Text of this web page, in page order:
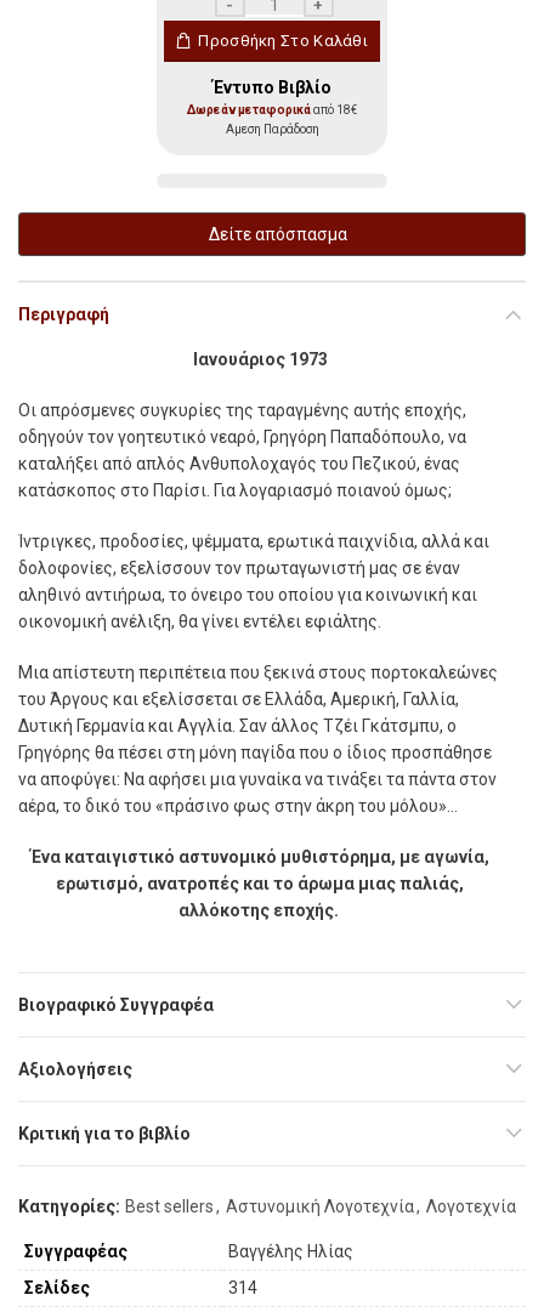
Προσθήκη Στο Καλάθι
Έντυπο Βιβλίο
Δωρεάν μεταφορικάαπό 18€
Αμεση Παράδοση
Δείτε απόσπασμα
Περιγραφή
Ιανουάριος 1973
Οι απρόσµενες συγκυρίες της ταραγµένης αυτής εποχής,
οδηγούν τον γοητευτικό νεαρό, Γρηγόρη Παπαδόπουλο, να
καταλήξει από απλός Ανθυπολοχαγός του Πεζικού, ένας
κατάσκοπος στο Παρίσι. Για λογαριασµό ποιανού όµως;
Ίντριγκες, προδοσίες, ψέµµατα, ερωτικά παιχνίδια, αλλά και
δολοφονίες, εξελίσσουν τον πρωταγωνιστή µας σε έναν
αληθινό αντιήρωα, το όνειρο του οποίου για κοινωνική και
οικονοµική ανέλιξη, θα γίνει εντέλει εφιάλτης.
Μια απίστευτη περιπέτεια που ξεκινά στους πορτοκαλεώνες
του Άργους και εξελίσσεται σε Ελλάδα, Αµερική, Γαλλία,
∆υτική Γερµανία και Αγγλία. Σαν άλλος Τζέι Γκάτσµπυ, ο
Γρηγόρης θα πέσει στη µόνη παγίδα που ο ίδιος προσπάθησε
να αποφύγει: Να αφήσει µια γυναίκα να τινάξει τα πάντα στον
αέρα, το δικό του «πράσινο φως στην άκρη του µόλου»…
Ένα καταιγιστικό αστυνομικό μυθιστόρημα, µε αγωνία,
ερωτισµό, ανατροπές και το άρωµα µιας παλιάς,
αλλόκοτης εποχής.
Βιογραφικό Συγγραφέα
Αξιολογήσεις
Κριτική για το βιβλίο
Κατηγορίες: Best sellers, Αστυνομική Λογοτεχνία, Λογοτεχνία
Συγγραφέας
Βαγγέλης Ηλίας
Σελίδες
314